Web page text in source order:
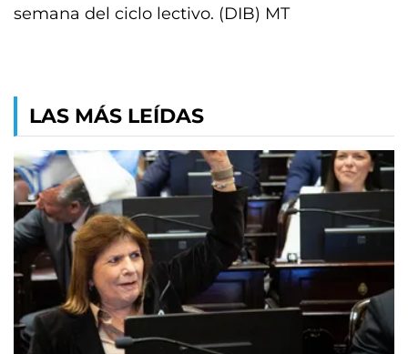
semana del ciclo lectivo. (DIB) MT
LAS MÁS LEÍDAS